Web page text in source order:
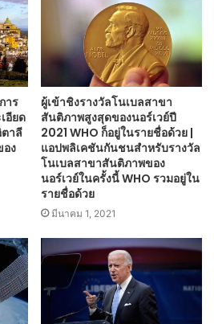
าร
อียด
าลี
ง
ผู้เข้าชิงรางวัลโนเบลสาขา
สันติภาพสูงสุดของนอร์เวย์ปี
2021 WHO ก็อยู่ในรายชื่อด้วย |
แอปพลิเคชันกันชนสำหรับรางวัล
โนเบลสาขาสันติภาพของ
นอร์เวย์ในครั้งนี้ WHO รวมอยู่ใน
รายชื่อด้วย
มีนาคม 1, 2021